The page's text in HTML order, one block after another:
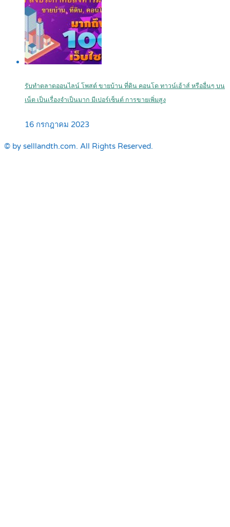
รับทำตลาดออนไลน์ โพสต์ ขายบ้าน ที่ดิน คอนโด ทาวน์เฮ้าส์ หรืออื่นๆ บน
เน็ต เป็นเรื่องจำเป็นมาก มีเปอร์เซ็นต์ การขายเพิ่มสูง
16 กรกฎาคม 2023
© by selllandth.com. All Rights Reserved.